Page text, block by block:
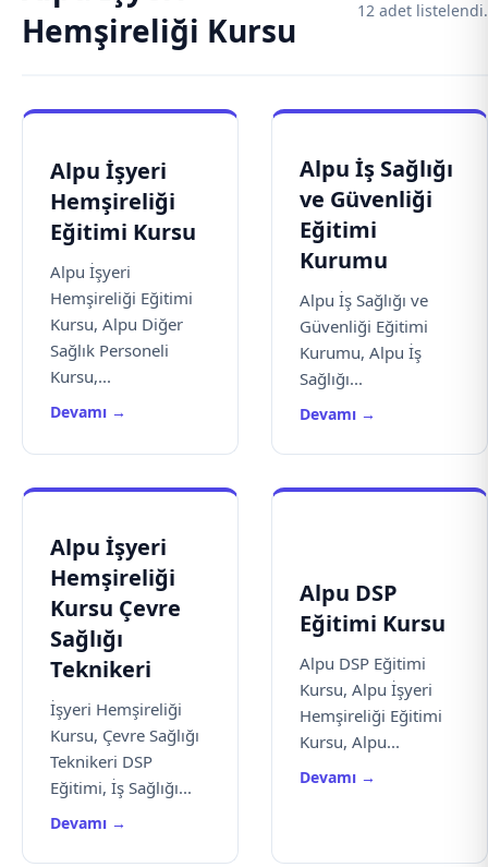
Hemşireliği Kursu
12 adet listelendi.
Alpu İşyeri
Hemşireliği
Eğitimi Kursu
Alpu İşyeri
Hemşireliği Eğitimi
Kursu, Alpu Diğer
Sağlık Personeli
Kursu,...
Devamı →
Alpu İş Sağlığı
ve Güvenliği
Eğitimi
Kurumu
Alpu İş Sağlığı ve
Güvenliği Eğitimi
Kurumu, Alpu İş
Sağlığı...
Devamı →
Alpu İşyeri
Hemşireliği
Kursu Çevre
Sağlığı
Teknikeri
İşyeri Hemşireliği
Kursu, Çevre Sağlığı
Teknikeri DSP
Eğitimi, İş Sağlığı...
Devamı →
Alpu DSP
Eğitimi Kursu
Alpu DSP Eğitimi
Kursu, Alpu İşyeri
Hemşireliği Eğitimi
Kursu, Alpu...
Devamı →